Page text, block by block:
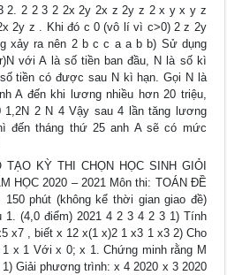
2. 2 2 3 2 2x 2y 2x z 2y z 2 x y x y z
2y z . Khi đó c 0 (vô lí vì c>0) 2 z 2y
xảy ra nên 2 b c c a a b b) Sử dụng
với A là số tiền ban đầu, N là số kì
tiền có được sau N kì hạn. Gọi N là
A đến khi lương nhiều hơn 20 triệu,
1,2N 2 N 4 Vậy sau 4 lần tăng lương
đến tháng thứ 25 anh A sẽ có mức
KỲ THI CHỌN HỌC SINH GIỎI
HỌC 2020 – 2021 Môn thi: TOÁN ĐỀ
150 phút (không kể thời gian giao đề)
1. (4,0 điểm) 2021 4 2 3 4 2 3 1) Tính
x7 , biết x 12 x(1 x)2 1 x3 1 x3 2) Cho
x 1 Với x 0; x 1. Chứng minh rằng M
Giải phương trình: x 4 2020 x 3 2020